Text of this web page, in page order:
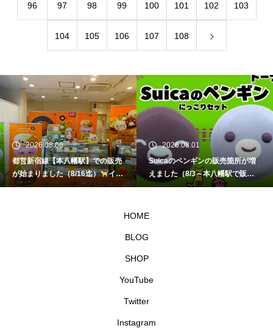
96 97 98 99 100 101 102 103
104 105 106 107 108
2026.08.06
都営新宿線【本八幡駅】での販売
が始まりました（8/16迄）
イク
ミママのどうぶつドーナツ
2026.08.01
Suicaのペンギンの販売箇所が増
えました（8/3～本八幡駅で販
売）
イクミママのどうぶつドー
HOME
BLOG
SHOP
YouTube
Twitter
Instagram